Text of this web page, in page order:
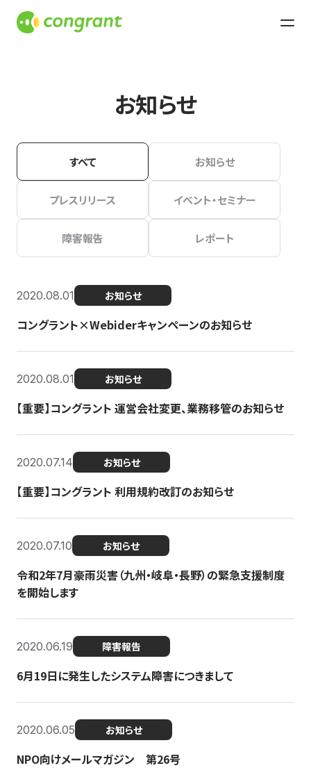
お知らせ
すべて お知らせ
プレスリリース イベント・セミナー
障害報告 レポート
2020.08.01 お知らせ
コングラント×Webiderキャンペーンのお知らせ
2020.08.01 お知らせ
【重要】コングラント 運営会社変更、業務移管のお知らせ
2020.07.14 お知らせ
【重要】コングラント 利用規約改訂のお知らせ
2020.07.10 お知らせ
令和2年7月豪雨災害（九州・岐阜・長野）の緊急支援制度
を開始します
2020.06.19 障害報告
6月19日に発生したシステム障害につきまして
2020.06.05 お知らせ
NPO向けメールマガジン 第26号